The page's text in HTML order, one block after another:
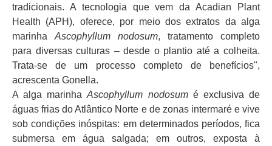
tradicionais. A tecnologia que vem da Acadian Plant
Health (APH), oferece, por meio dos extratos da alga
marinha Ascophyllum nodosum, tratamento completo
para diversas culturas – desde o plantio até a colheita.
Trata-se de um processo completo de benefícios",
acrescenta Gonella.
A alga marinhaAscophyllum nodosumé exclusiva de
águas frias do Atlântico Norte e de zonas intermaré e vive
sob condições inóspitas: em determinados períodos, fica
submersa em água salgada; em outros, exposta à